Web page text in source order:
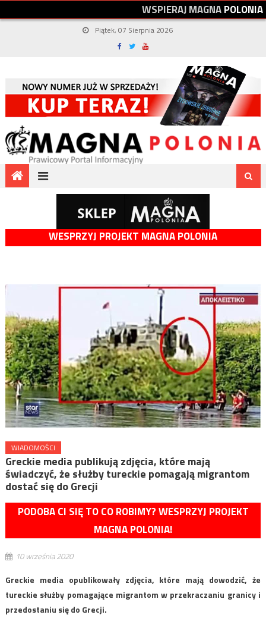
WSPIERAJMAGNAPOLONIA
Piątek, 07 Sierpnia 2026
WESPRZYJ PROJEKT MAGNA POLONIA
WIADOMOŚCI
Greckie media publikują zdjęcia, które mają
świadczyć, że służby tureckie pomagają migrantom
dostać się do Grecji
PODOBA CI SIĘ TO CO ROBIMY? WESPRZYJ PROJEKT
MAGNA POLONIA!
10 września 2020
Greckie media opublikowały zdjęcia, które mają dowodzić, że
tureckie służby pomagające migrantom w przekraczaniu granicy i
przedostaniu się do Grecji.